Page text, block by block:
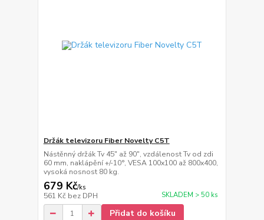
Držák televizoru Fiber Novelty C5T
Nástěnný držák Tv 45" až 90", vzdálenost Tv od zdi
60 mm, naklápění +/-10°, VESA 100x100 až 800x400,
vysoká nosnost 80 kg.
679 Kč/ks
561 Kč bez DPH SKLADEM > 50 ks
Přidat do košíku